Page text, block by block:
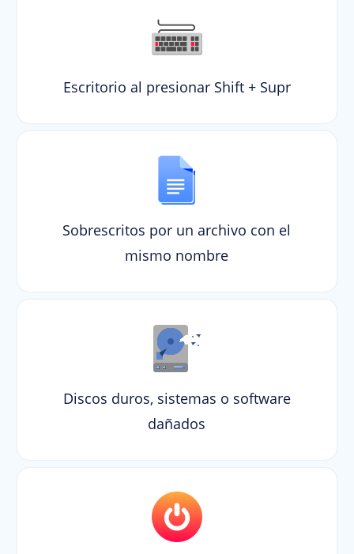
Escritorio al presionar Shift + Supr
Sobrescritos por un archivo con el
mismo nombre
Discos duros, sistemas o software
dañados